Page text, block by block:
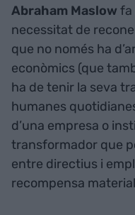
Abraham Maslow fa
necessitat de
que no només ha
econòmics (que
ha de tenir la seva
humanes
d’una empresa o
transformador que
entre directius i
recompensa